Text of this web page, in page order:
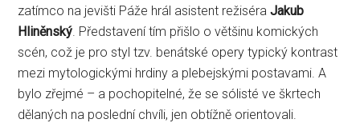
zatímco na jevišti Páže hrál asistent režiséraJakub
Hliněnský. Představení tím přišlo o většinu komických
scén, což je pro styl tzv. benátské opery typický kontrast
mezi mytologickými hrdiny a plebejskými postavami. A
bylo zřejmé – a pochopitelné, že se sólisté ve škrtech
dělaných na poslední chvíli, jen obtížně orientovali.